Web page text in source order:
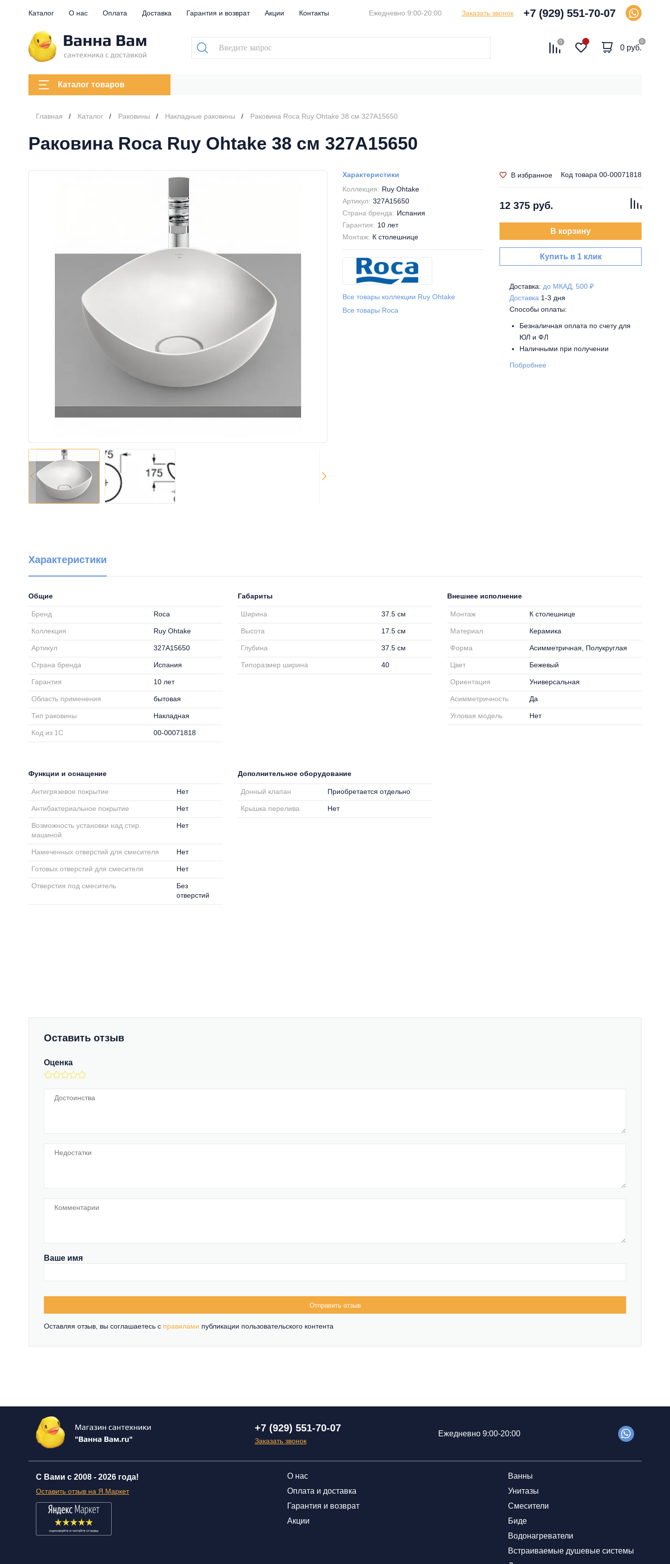
Каталог О нас Оплата Доставка Гарантия и возврат Акции Контакты Ежедневно 9:00-20:00 Заказать звонок +7 (929) 551-70-07
0 0
0 руб.
Каталог товаров
Главная Каталог Раковины Накладные раковины Раковина Roca Ruy Ohtake 38 см 327A15650
Раковина Roca Ruy Ohtake 38 см 327A15650
Характеристики
Коллекция: Ruy Ohtake
Артикул: 327A15650
Страна бренда: Испания
Гарантия: 10 лет
Монтаж: К столешнице
Все товары коллекции Ruy Ohtake
Все товары Roca
В избранное Код товара 00-00071818
12 375 руб.
В корзину
Купить в 1 клик
Доставка: до МКАД, 500 ₽
Доставка 1-3 дня
Способы оплаты:
Безналичная оплата по счету для
ЮЛ и ФЛ
Наличными при получении
Побробнее
Характеристики
Общие
Бренд Roca
Коллекция Ruy Ohtake
Артикул 327A15650
Страна бренда Испания
Гарантия 10 лет
Область применения бытовая
Тип раковины Накладная
Код из 1С 00-00071818
Габариты
Ширина 37.5 см
Высота 17.5 см
Глубина 37.5 см
Типоразмер ширина 40
Внешнее исполнение
Монтаж К столешнице
Материал Керамика
Форма Асимметричная, Полукруглая
Цвет Бежевый
Ориентация Универсальная
Асимметричность Да
Угловая модель Нет
Функции и оснащение
Антигрязевое покрытие Нет
Антибактериальное покрытие Нет
Возможность установки над стир.
машиной
Нет
Намеченных отверстий для смесителя Нет
Готовых отверстий для смесителя Нет
Отверстия под смеситель
Без
отверстий
Дополнительное оборудование
Донный клапан Приобретается отдельно
Крышка перелива Нет
Оставить отзыв
Оценка
Ваше имя
Отправить отзыв
Оставляя отзыв, вы соглашаетесь c правилами публикации пользовательского контента
+7 (929) 551-70-07
Заказать звонок
Ежедневно 9:00-20:00
С Вами с 2008 - 2026 года!
Оставить отзыв на Я.Маркет
О нас
Оплата и доставка
Гарантия и возврат
Акции
Ванны
Унитазы
Смесители
Биде
Водонагреватели
Встраиваемые душевые системы